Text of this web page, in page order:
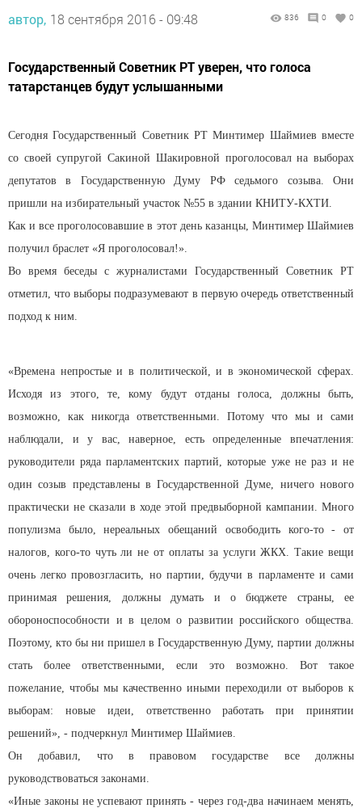
автор, 18 сентября 2016 - 09:48 836 0 0
Государственный Советник РТ уверен, что голоса
татарстанцев будут услышанными
Сегодня Государственный Советник РТ Минтимер Шаймиев вместе
со своей супругой Сакиной Шакировной проголосовал на выборах
депутатов в Государственную Думу РФ седьмого созыва. Они
пришли на избирательный участок №55 в здании КНИТУ-КХТИ.
Как и все проголосовавшие в этот день казанцы, Минтимер Шаймиев
получил браслет «Я проголосовал!».
Во время беседы с журналистами Государственный Советник РТ
отметил, что выборы подразумевают в первую очередь ответственный
подход к ним.
«Времена непростые и в политической, и в экономической сферах.
Исходя из этого, те, кому будут отданы голоса, должны быть,
возможно, как никогда ответственными. Потому что мы и сами
наблюдали, и у вас, наверное, есть определенные впечатления:
руководители ряда парламентских партий, которые уже не раз и не
один созыв представлены в Государственной Думе, ничего нового
практически не сказали в ходе этой предвыборной кампании. Много
популизма было, нереальных обещаний освободить кого-то - от
налогов, кого-то чуть ли не от оплаты за услуги ЖКХ. Такие вещи
очень легко провозгласить, но партии, будучи в парламенте и сами
принимая решения, должны думать и о бюджете страны, ее
обороноспособности и в целом о развитии российского общества.
Поэтому, кто бы ни пришел в Государственную Думу, партии должны
стать более ответственными, если это возможно. Вот такое
пожелание, чтобы мы качественно иными переходили от выборов к
выборам: новые идеи, ответственно работать при принятии
решений», - подчеркнул Минтимер Шаймиев.
Он добавил, что в правовом государстве все должны
руководствоваться законами.
«Иные законы не успевают принять - через год-два начинаем менять,